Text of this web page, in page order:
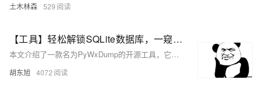
土木林森 529
【工具】轻松解锁SQLite数据库，一窥微信聊天记录小秘密
本文介绍了一款名为PyWxDump的开源工具，它可以获取微信账户信息、解密SQLite数据库以查看和备份聊天记录。此工具适用于已登录电脑版微信的用户，通过GitHub下载后简单几步即可操作。适合对数据恢复感兴趣的开发者，但请注意合法合规使用并尊重隐私。
胡东旭 4072